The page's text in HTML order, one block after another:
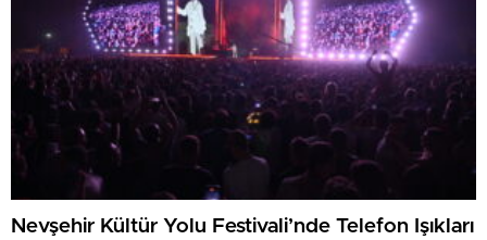
Nevşehir Kültür Yolu Festivali’nde Telefon Işıkları